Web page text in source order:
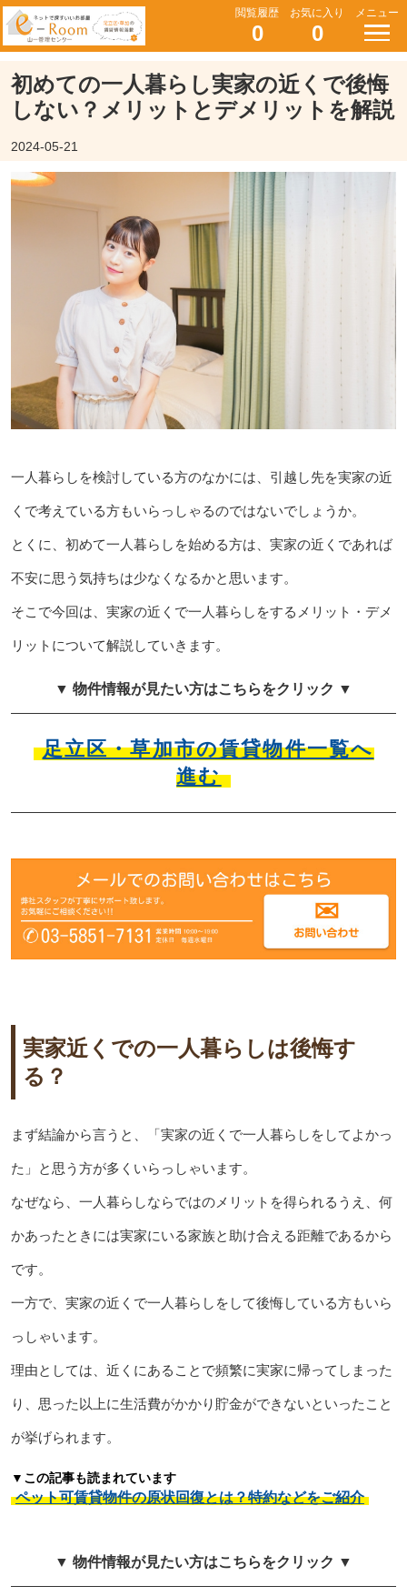
閲覧履歴
0
お気に入り
0
メニュー
初めての一人暮らし実家の近くで後悔
しない？メリットとデメリットを解説
2024-05-21
一人暮らしを検討している方のなかには、引越し先を実家の近
くで考えている方もいらっしゃるのではないでしょうか。
とくに、初めて一人暮らしを始める方は、実家の近くであれば
不安に思う気持ちは少なくなるかと思います。
そこで今回は、実家の近くで一人暮らしをするメリット・デメ
リットについて解説していきます。
▼ 物件情報が見たい方はこちらをクリック ▼
足立区・草加市の賃貸物件一覧へ
進む
実家近くでの一人暮らしは後悔す
る？
まず結論から言うと、「実家の近くで一人暮らしをしてよかっ
た」と思う方が多くいらっしゃいます。
なぜなら、一人暮らしならではのメリットを得られるうえ、何
かあったときには実家にいる家族と助け合える距離であるから
です。
一方で、実家の近くで一人暮らしをして後悔している方もいら
っしゃいます。
理由としては、近くにあることで頻繁に実家に帰ってしまった
り、思った以上に生活費がかかり貯金ができないといったこと
が挙げられます。
▼この記事も読まれています
ペット可賃貸物件の原状回復とは？特約などをご紹介
▼ 物件情報が見たい方はこちらをクリック ▼